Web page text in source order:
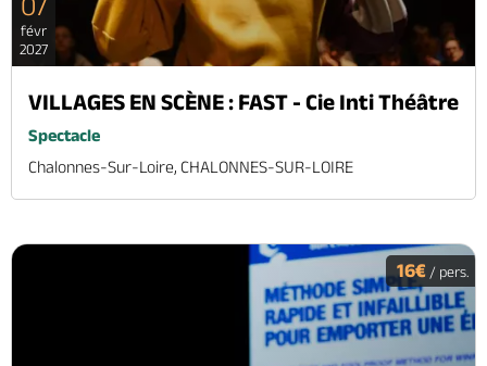
févr
2027
VILLAGES EN SCÈNE : FAST - Cie Inti Théâtre
Spectacle
Chalonnes-Sur-Loire, CHALONNES-SUR-LOIRE
16€ / pers.